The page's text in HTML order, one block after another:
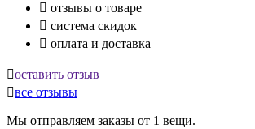
 отзывы о товаре
 система скидок
 оплата и доставка
оставить отзыв
все отзывы
Мы отправляем заказы от 1 вещи.